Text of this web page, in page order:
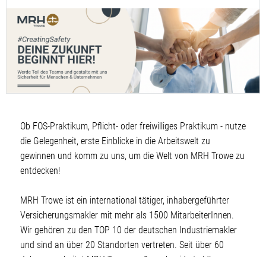
Ob FOS-Praktikum, Pflicht- oder freiwilliges Praktikum - nutze
die Gelegenheit, erste Einblicke in die Arbeitswelt zu
gewinnen und komm zu uns, um die Welt von MRH Trowe zu
entdecken!
MRH Trowe ist ein international tätiger, inhabergeführter
Versicherungsmakler mit mehr als 1500 MitarbeiterInnen.
Wir gehören zu den TOP 10 der deutschen Industriemakler
und sind an über 20 Standorten vertreten. Seit über 60